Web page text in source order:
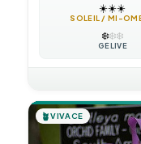
☀️☀️☀️
SOLEIL / MI-
❄️❄️❄️
GÉLIVE
🪴VIVACE